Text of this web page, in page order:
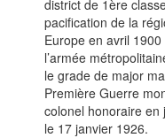
district de 1ère
pacification de la
Europe en avril
l’armée
le grade de major
Première Guerre
colonel honoraire en
le 17 janvier 1926.